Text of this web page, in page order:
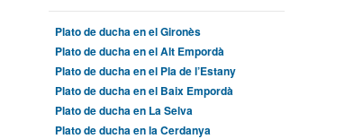
Plato de ducha en el Gironès
Plato de ducha en el Alt Empordà
Plato de ducha en el Pla de l’Estany
Plato de ducha en el Baix Empordà
Plato de ducha en La Selva
Plato de ducha en la Cerdanya